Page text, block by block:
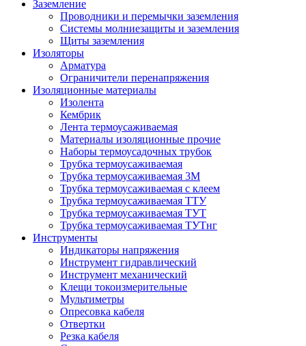
Заземление
Проводники и перемычки заземления
Системы молниезащиты и заземления
Щиты заземления
Изоляторы
Арматура
Ограничители перенапряжения
Изоляционные материалы
Изолента
Кембрик
Лента термоусаживаемая
Материалы изоляционные прочие
Наборы термоусадочных трубок
Трубка термоусаживаемая
Трубка термоусаживаемая 3М
Трубка термоусаживаемая с клеем
Трубка термоусаживаемая ТТУ
Трубка термоусаживаемая ТУТ
Трубка термоусаживаемая ТУТнг
Инструменты
Индикаторы напряжения
Инструмент гидравлический
Инструмент механический
Клещи токоизмерительные
Мультиметры
Опресовка кабеля
Отвертки
Резка кабеля